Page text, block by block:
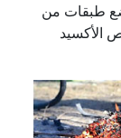
طبقات من
الأكسيد